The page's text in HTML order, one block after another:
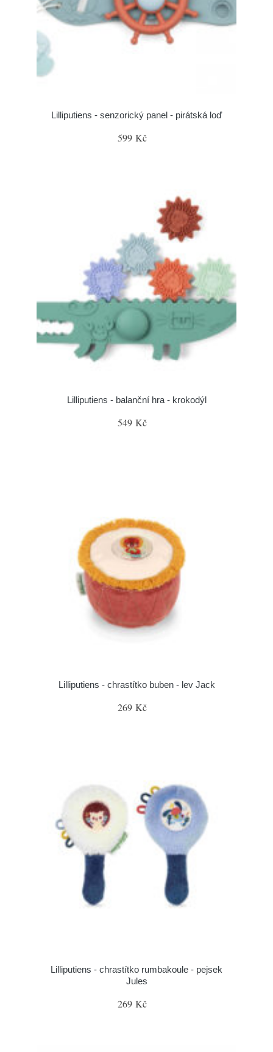
Lilliputiens - senzorický panel - pirátská loď
599 Kč
Lilliputiens - balanční hra - krokodýl
549 Kč
Lilliputiens - chrastítko buben - lev Jack
269 Kč
Lilliputiens - chrastítko rumbakoule - pejsek
Jules
269 Kč